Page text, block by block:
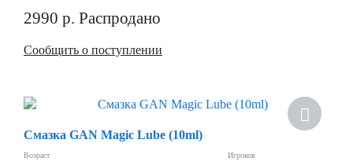
2990 р. Распродано
Сообщить о поступлении
Смазка GAN Magic Lube (10ml)
Возраст
Игроков